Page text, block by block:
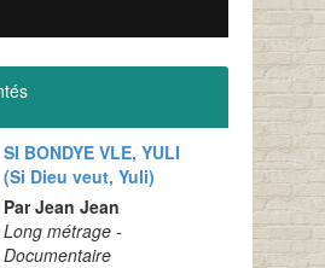
SI BONDYE VLE, YULI
(Si Dieu veut, Yuli)
Par Jean Jean
Long métrage -
Documentaire